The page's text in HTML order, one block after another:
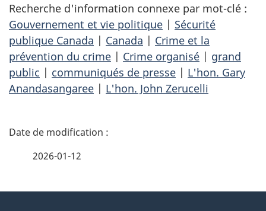
Recherche d'information connexe par mot-clé :
Gouvernement et vie politique | Sécurité
publique Canada | Canada | Crime et la
prévention du crime | Crime organisé | grand
public | communiqués de presse | L'hon. Gary
Anandasangaree | L'hon. John Zerucelli
D
2026-01-12